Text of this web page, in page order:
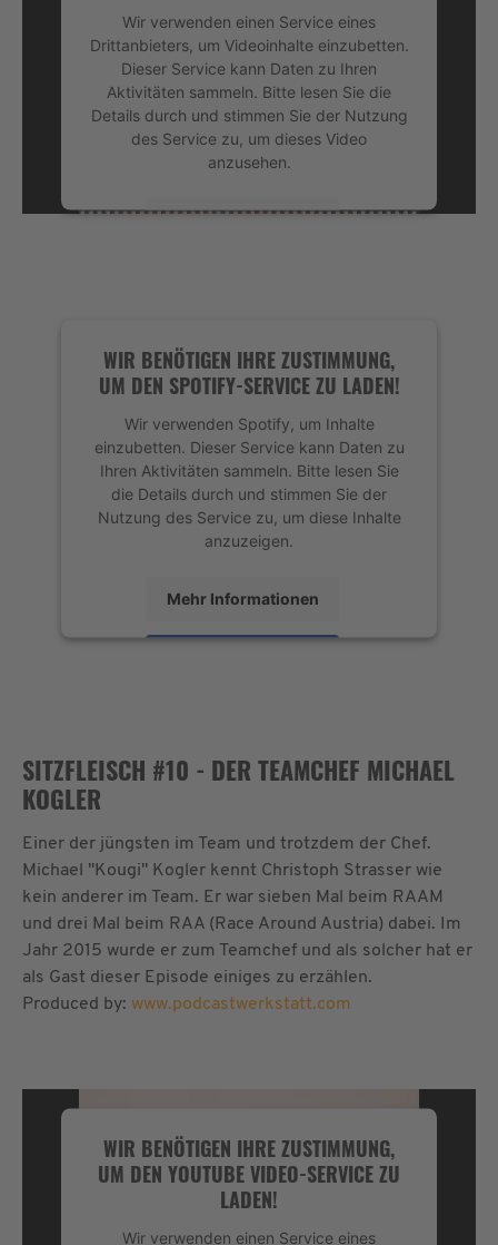
Wir verwenden einen Service eines
Drittanbieters, um Videoinhalte einzubetten.
Dieser Service kann Daten zu Ihren
Aktivitäten sammeln. Bitte lesen Sie die
Details durch und stimmen Sie der Nutzung
des Service zu, um dieses Video
anzusehen.
Mehr Informationen
WIR BENÖTIGEN IHRE ZUSTIMMUNG,
UM DEN SPOTIFY-SERVICE ZU LADEN!
Wir verwenden Spotify, um Inhalte
einzubetten. Dieser Service kann Daten zu
Ihren Aktivitäten sammeln. Bitte lesen Sie
die Details durch und stimmen Sie der
Nutzung des Service zu, um diese Inhalte
anzuzeigen.
Mehr Informationen
SITZFLEISCH #10 - DER TEAMCHEF MICHAEL
KOGLER
Einer der jüngsten im Team und trotzdem der Chef.
Michael "Kougi" Kogler kennt Christoph Strasser wie
kein anderer im Team. Er war sieben Mal beim RAAM
und drei Mal beim RAA (Race Around Austria) dabei. Im
Jahr 2015 wurde er zum Teamchef und als solcher hat er
als Gast dieser Episode einiges zu erzählen.
Produced by: www.podcastwerkstatt.com
WIR BENÖTIGEN IHRE ZUSTIMMUNG,
UM DEN YOUTUBE VIDEO-SERVICE ZU
LADEN!
Wir verwenden einen Service eines